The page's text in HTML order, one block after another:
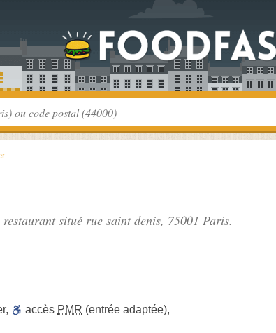
situé rue saint denis, 75001 Paris.
, accès PMR (entrée adaptée),